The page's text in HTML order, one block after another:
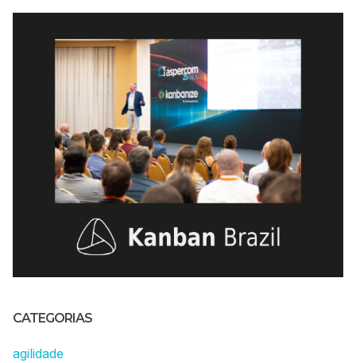
CATEGORIAS
agilidade